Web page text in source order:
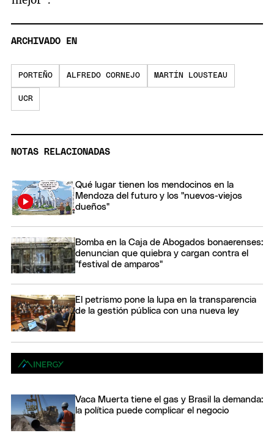
ARCHIVADO EN
PORTEÑO ALFREDO CORNEJO MARTÍN LOUSTEAU
UCR
NOTAS RELACIONADAS
Qué lugar tienen los mendocinos en la
Mendoza del futuro y los "nuevos-viejos
dueños"
Bomba en la Caja de Abogados bonaerenses:
denuncian que quiebra y cargan contra el
"festival de amparos"
El petrismo pone la lupa en la transparencia
de la gestión pública con una nueva ley
Vaca Muerta tiene el gas y Brasil la demanda:
la política puede complicar el negocio